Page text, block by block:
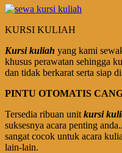
KURSI KULIAH
Kursi kuliah yang kami
khusus perawatan sehingga
dan tidak berkarat serta siap
PINTU OTOMATIS
Tersedia ribuan unit kursi
suksesnya acara penting anda.
sangat cocok untuk acara
lain-lain.